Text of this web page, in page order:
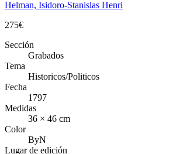
Helman, Isidoro-Stanislas Henri
275€
Sección
Grabados
Tema
Historicos/Politicos
Fecha
1797
Medidas
36 × 46 cm
Color
ByN
Lugar de edición